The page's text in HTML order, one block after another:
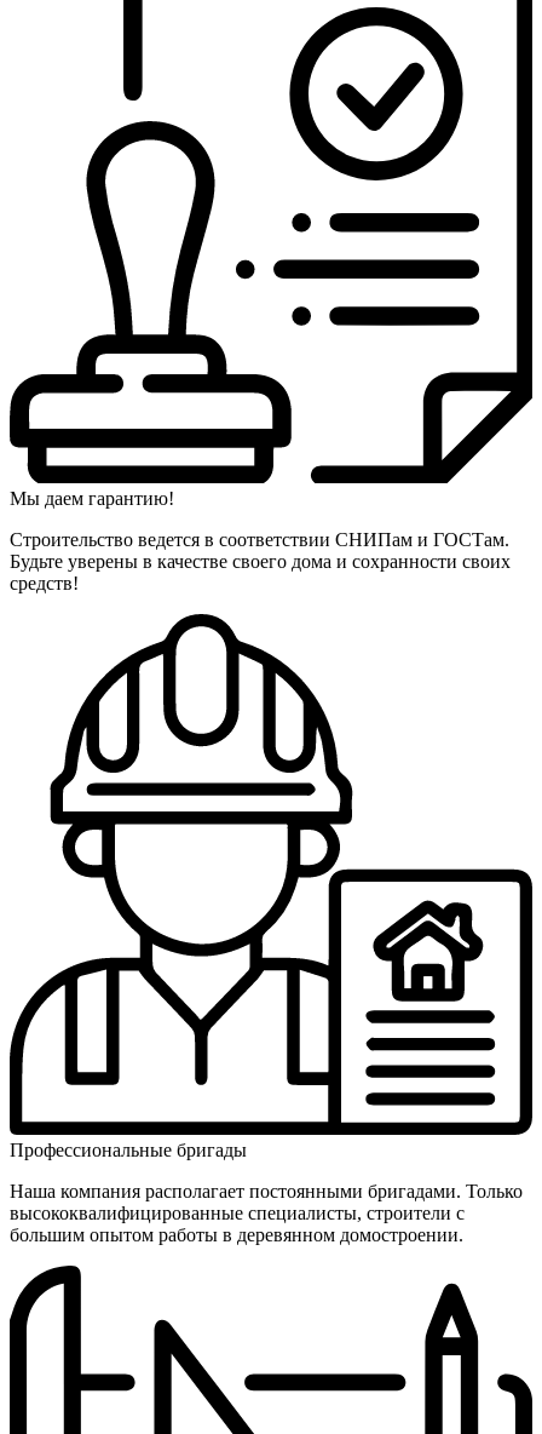
Мы даем гарантию!
Строительство ведется в соответствии СНИПам и ГОСТам.
Будьте уверены в качестве своего дома и сохранности своих
средств!
Профес­сиональ­ные бригады
Наша компания располагает постоянными бригадами. Только
высоко­квалифици­рованные специалисты, строители с
большим опытом работы в деревянном домостроении.